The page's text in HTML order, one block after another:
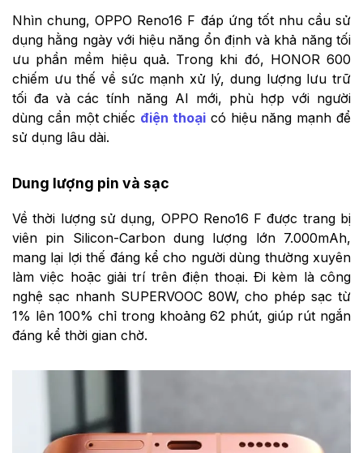
Nhìn chung, OPPO Reno16 F đáp ứng tốt nhu cầu sử
dụng hằng ngày với hiệu năng ổn định và khả năng tối
ưu phần mềm hiệu quả. Trong khi đó, HONOR 600
chiếm ưu thế về sức mạnh xử lý, dung lượng lưu trữ
tối đa và các tính năng AI mới, phù hợp với người
dùng cần một chiếc điện thoại có hiệu năng mạnh để
sử dụng lâu dài.
Dung lượng pin và sạc
Về thời lượng sử dụng, OPPO Reno16 F được trang bị
viên pin Silicon-Carbon dung lượng lớn 7.000mAh,
mang lại lợi thế đáng kể cho người dùng thường xuyên
làm việc hoặc giải trí trên điện thoại. Đi kèm là công
nghệ sạc nhanh SUPERVOOC 80W, cho phép sạc từ
1% lên 100% chỉ trong khoảng 62 phút, giúp rút ngắn
đáng kể thời gian chờ.